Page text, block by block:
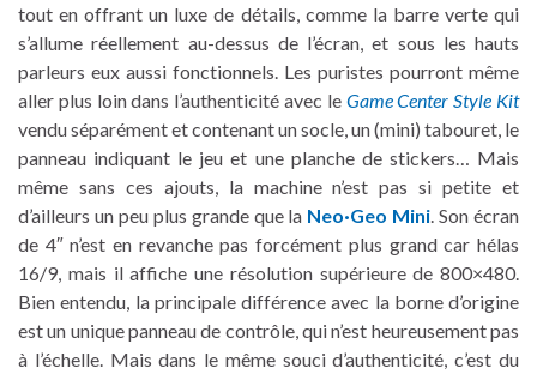
tout en offrant un luxe de détails, comme la barre verte qui
s’allume réellement au-dessus de l’écran, et sous les hauts
parleurs eux aussi fonctionnels. Les puristes pourront même
aller plus loin dans l’authenticité avec le Game Center Style Kit
vendu séparément et contenant un socle, un (mini) tabouret, le
panneau indiquant le jeu et une planche de stickers… Mais
même sans ces ajouts, la machine n’est pas si petite et
d’ailleurs un peu plus grande que la Neo·Geo Mini. Son écran
de 4″ n’est en revanche pas forcément plus grand car hélas
16/9, mais il affiche une résolution supérieure de 800×480.
Bien entendu, la principale différence avec la borne d’origine
est un unique panneau de contrôle, qui n’est heureusement pas
à l’échelle. Mais dans le même souci d’authenticité, c’est du